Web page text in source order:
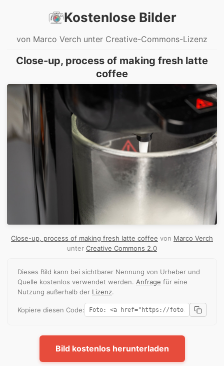
Kostenlose Bilder
von Marco Verch unter Creative-Commons-Lizenz
Close-up, process of making fresh latte
coffee
Close-up, process of making fresh latte coffee von Marco Verch
unter Creative Commons 2.0
Dieses Bild kann bei sichtbarer Nennung von Urheber und
Quelle kostenlos verwendet werden. Anfrage für eine
Nutzung außerhalb der Lizenz.
Kopiere diesen Code:
Bild kostenlos herunterladen